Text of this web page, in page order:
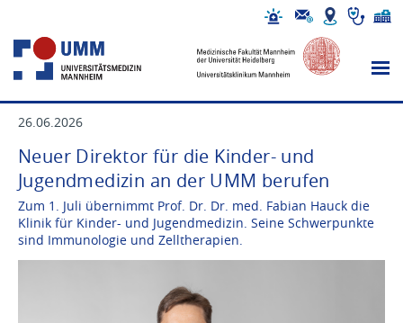
26.06.2026
Neuer Direktor für die Kinder- und
Jugendmedizin an der UMM berufen
Zum 1. Juli übernimmt Prof. Dr. Dr. med. Fabian Hauck die
Klinik für Kinder- und Jugendmedizin. Seine Schwerpunkte
sind Immunologie und Zelltherapien.